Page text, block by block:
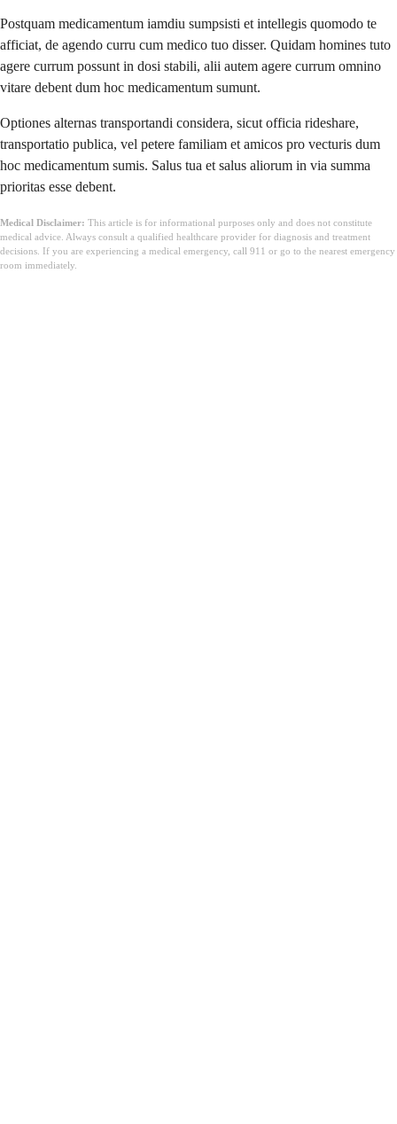
Postquam medicamentum iamdiu sumpsisti et intellegis quomodo te
afficiat, de agendo curru cum medico tuo disser. Quidam homines tuto
agere currum possunt in dosi stabili, alii autem agere currum omnino
vitare debent dum hoc medicamentum sumunt.
Optiones alternas transportandi considera, sicut officia rideshare,
transportatio publica, vel petere familiam et amicos pro vecturis dum
hoc medicamentum sumis. Salus tua et salus aliorum in via summa
prioritas esse debent.
Medical Disclaimer: This article is for informational purposes only and does not constitute
medical advice. Always consult a qualified healthcare provider for diagnosis and treatment
decisions. If you are experiencing a medical emergency, call 911 or go to the nearest emergency
room immediately.